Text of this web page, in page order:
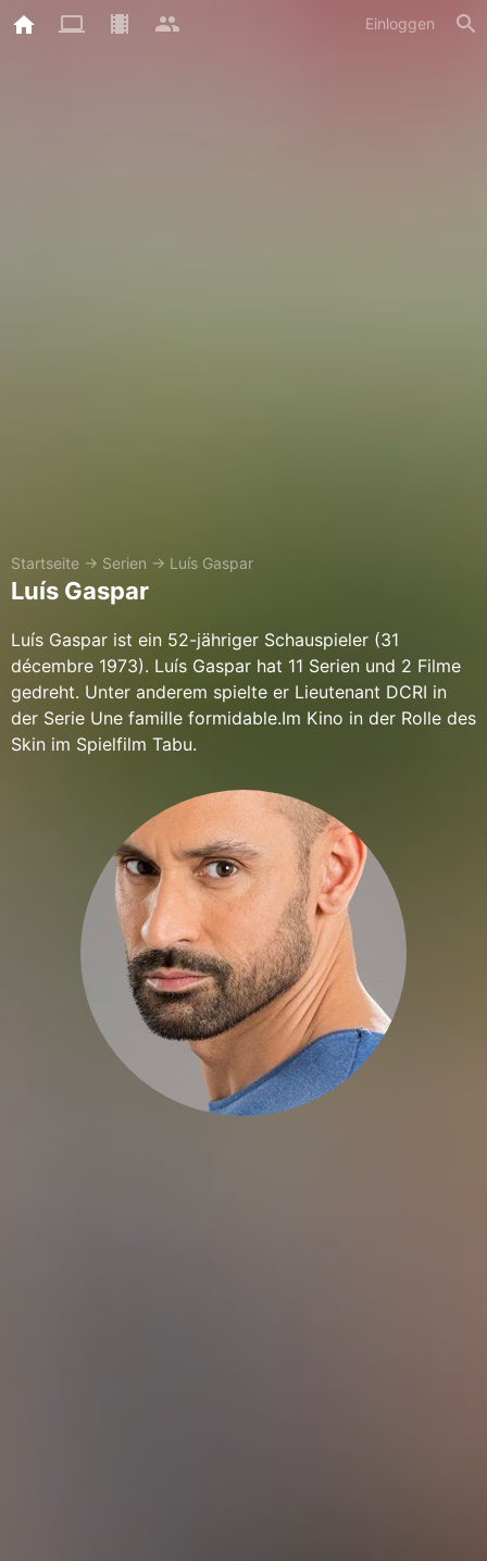
Einloggen
Startseite → Serien → Luís Gaspar
Luís Gaspar
Luís Gaspar ist ein 52-jähriger Schauspieler (31
décembre 1973). Luís Gaspar hat 11 Serien und 2 Filme
gedreht. Unter anderem spielte er Lieutenant DCRI in
der Serie Une famille formidable.Im Kino in der Rolle des
Skin im Spielfilm Tabu.